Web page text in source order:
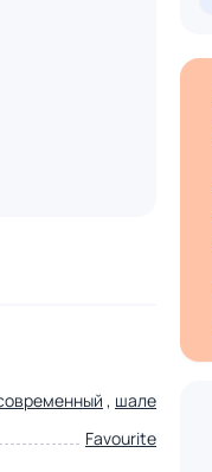
, шале
Favourite